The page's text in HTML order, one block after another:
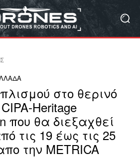
στο θερινό
Heritage
που θα διεξαχθεί
τις 19 έως τις 25
την METRICA